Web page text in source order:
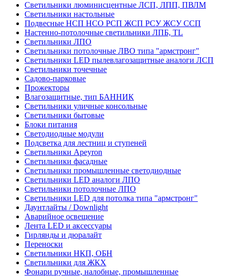
Светильники люминисцентные ЛСП, ЛПП, ПВЛМ
Светильники настольные
Подвесные НСП НСО РСП ЖСП РСУ ЖСУ ССП
Настенно-потолочные светильники ЛПБ, TL
Светильники ЛПО
Светильники потолочные ЛВО типа "армстронг"
Светильники LED пылевлагозащитные аналоги ЛСП
Светильники точечные
Садово-парковые
Прожекторы
Влагозащитные, тип БАННИК
Светильники уличные консольные
Светильники бытовые
Блоки питания
Светодиодные модули
Подсветка для лестниц и ступеней
Светильники Apeyron
Светильники фасадные
Светильники промышленные светодиодные
Светильники LED аналоги ЛПО
Светильники потолочные ЛПО
Светильники LED для потолка типа "армстронг"
Даунтлайты / Downlight
Аварийное освещение
Лента LED и аксессуары
Гирлянды и дюралайт
Переноски
Светильники НКП, ОБН
Светильники для ЖКХ
Фонари ручные, налобные, промышленные